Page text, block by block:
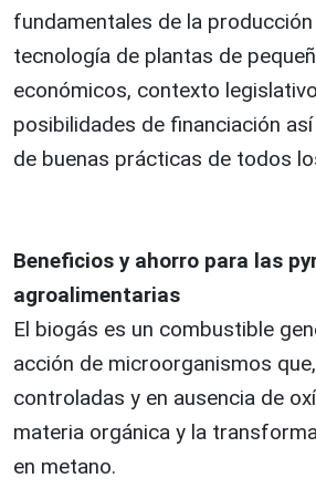
fundamentales de la
tecnología de plantas de
económicos, contexto
posibilidades de financiación
de buenas prácticas de todos
Beneficios y ahorro para las
agroalimentarias
El biogás es un combustible
acción de microorganismos
controladas y en ausencia de
materia orgánica y la
en metano.